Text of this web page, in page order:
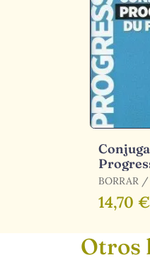
Edition:
Debutant
BORRAR / GRAND-
14,70 €
Otros